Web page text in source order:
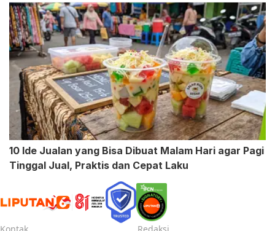
10 Ide Jualan yang Bisa Dibuat Malam Hari agar Pagi
Tinggal Jual, Praktis dan Cepat Laku